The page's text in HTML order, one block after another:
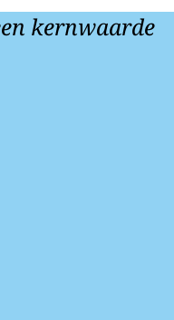
kernwaarde